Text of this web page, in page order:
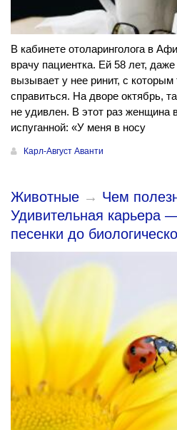
В кабинете отоларинголога в
врачу пациентка. Ей 58 лет,
вызывает у нее ринит, с
справиться. На дворе октябрь,
не удивлен. В этот раз женщина
испуганной: «У меня в носу
Карл-Август Аванти
Животные → Чем
Удивительная карьера
песенки до